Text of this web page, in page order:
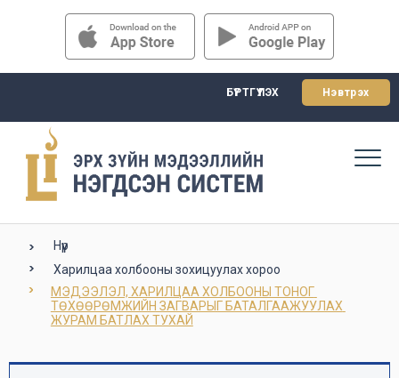
БҮРТГҮҮЛЭХ Нэвтрэх
Нүүр
Харилцаа холбооны зохицуулах хороо
МЭДЭЭЛЭЛ, ХАРИЛЦАА ХОЛБООНЫ ТОНОГ
ТӨХӨӨРӨМЖИЙН ЗАГВАРЫГ БАТАЛГААЖУУЛАХ
ЖУРАМ БАТЛАХ ТУХАЙ